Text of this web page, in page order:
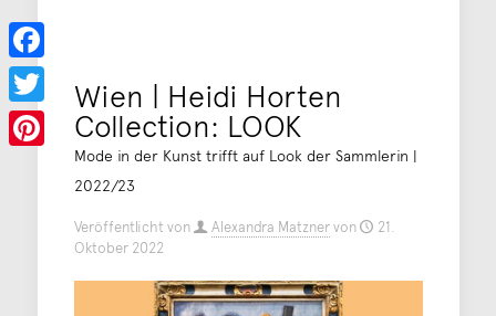
Wien | Heidi Horten
Collection: LOOK
Mode in der Kunst trifft auf Look der Sammlerin |
2022/23
Veröffentlicht von Alexandra Matznervon
21.
Oktober 2022
Facebook
Twitter